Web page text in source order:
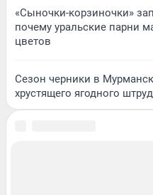
«Сыночки-корзиночки»
почему уральские парни
цветов
Сезон черники в
хрустящего ягодного